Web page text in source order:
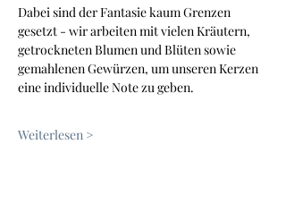
Dabei sind der Fantasie kaum Grenzen
gesetzt - wir arbeiten mit vielen Kräutern,
getrockneten Blumen und Blüten sowie
gemahlenen Gewürzen, um unseren Kerzen
eine individuelle Note zu geben.
Weiterlesen >